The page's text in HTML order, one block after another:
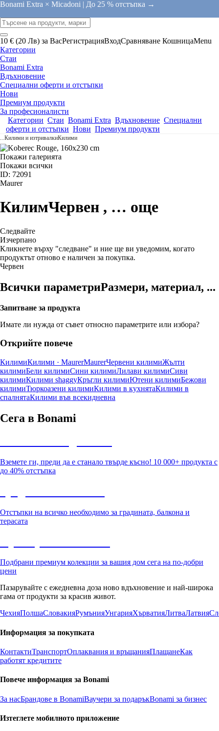
Bonami Extra × Micadoni | До 25 % отстъпка →
10 € (20 Лв) за ВасРегистрацияВходСравняване КошницаMenu
Категории
Стаи
Bonami Extra
Вдъхновение
Специални оферти и отстъпки
Нови
Премиум продукти
За професионалисти
Категории Стаи Bonami Extra Вдъхновение Специални
оферти и отстъпки Нови Премиум продукти
...Килими и изтривалкиКилими
Покажи галерията
Покажи всички
ID: 72091
Maurer
КилимЧервен , … още
Следвайте
Изчерпанo
Кликнете върху "следване" и ние ще ви уведомим, когато
продуктът отново е наличен за покупка.
Червен
Всички параметриРазмери, материал, ...
Запитване за продукта
Имате ли нужда от съвет относно параметрите или избора?
Открийте повече
КилимиКилими · MaurerMaurerЧервени килимиЖълти
килимиБели килимиСини килимиЛилави килимиСиви
килимиКилими shaggyКръгли килимиЮтени килимиБежови
килимиТюркоазени килимиКилими в кухнятаКилими в
спалнятаКилими във всекидневна
Сега в Bonami
Вземете ги, преди да е станало твърде късно! 10 000+ продукта с
до 40% отстъпка
Отстъпки на всичко необходимо за градината, балкона и
терасата
Подбрани премиум колекции за вашия дом сега на по-добри
цени
Пазарувайте с ежедневна доза ново вдъхновение и най-широка
гама от продукти за красив живот.
ЧехияПолшаСловакияРумънияУнгарияХърватияЛитваЛатвия
Информация за покупката
КонтактиТранспортОплаквания и връщанияПлащанеКак
работят кредитите
Повече информация за Bonami
За насБрандове в BonamiВаучери за подаръкBonami за бизнес
Изтеглете мобилното приложение